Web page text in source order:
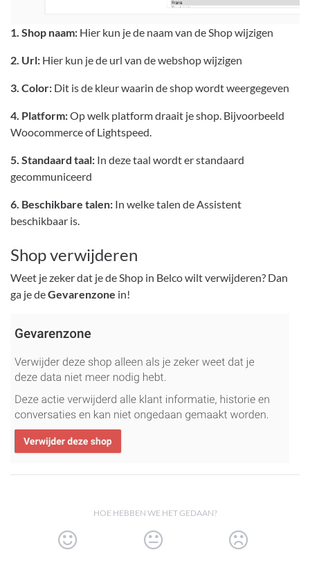
1. Shop naam: Hier kun je de naam van de Shop wijzigen
2. Url: Hier kun je de url van de webshop wijzigen
3. Color: Dit is de kleur waarin de shop wordt weergegeven
4. Platform:Op welk platform draait je shop. Bijvoorbeeld
Woocommerce of Lightspeed.
5. Standaard taal: In deze taal wordt er standaard
gecommuniceerd
6. Beschikbare talen: In welke talen de Assistent
beschikbaar is.
Shop verwijderen
Weet je zeker dat je de Shop in Belco wilt verwijderen? Dan
ga je deGevarenzone in!
HOE HEBBEN WE HET GEDAAN?